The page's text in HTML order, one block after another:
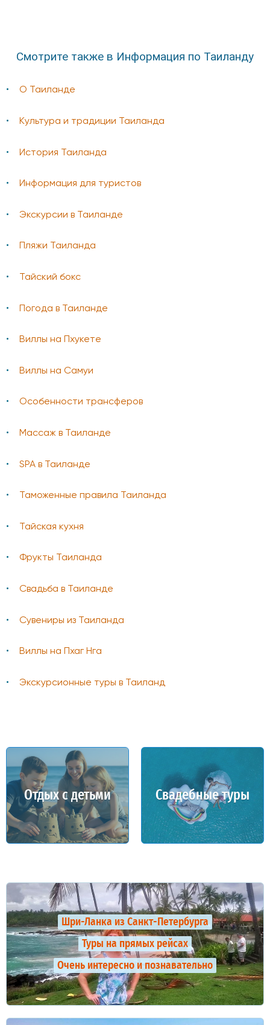
Смотрите также в Информация по Таиланду
О Таиланде
Культура и традиции Таиланда
История Таиланда
Информация для туристов
Экскурсии в Таиланде
Пляжи Таиланда
Тайский бокс
Погода в Таиланде
Виллы на Пхукете
Виллы на Самуи
Особенности трансферов
Массаж в Таиланде
SPA в Таиланде
Таможенные правила Таиланда
Тайская кухня
Фрукты Таиланда
Свадьба в Таиланде
Сувениры из Таиланда
Виллы на Пхаг Нга
Экскурсионные туры в Таиланд
Отдых с детьми Свадебные туры
Шри-Ланка из Санкт-Петербурга
Туры на прямых рейсах
Очень интересно и познавательно